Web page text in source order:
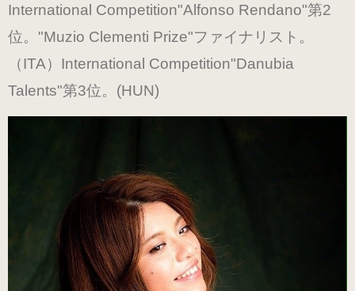
ローヒール
（シャンパン・スムース）
（22.5～26.0cm）
ローヒール 子供サイズ
（エナメル・コンビ）
（21.0～25.0cm）
International Competition"Alfonso Rendano"第2
位。"Muzio Clementi Prize"ファイナリスト。
（ITA）International Competition"Danubia
Talents"第3位。(HUN)